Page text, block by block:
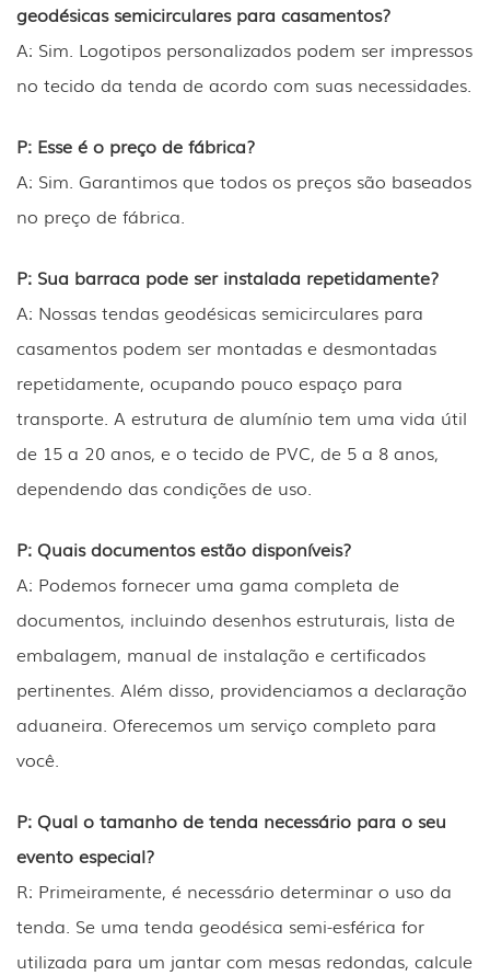
geodésicas semicirculares para casamentos?
A: Sim. Logotipos personalizados podem ser impressos
no tecido da tenda de acordo com suas necessidades.
P: Esse é o preço de fábrica?
A: Sim. Garantimos que todos os preços são baseados
no preço de fábrica.
P: Sua barraca pode ser instalada repetidamente?
A: Nossas tendas geodésicas semicirculares para
casamentos podem ser montadas e desmontadas
repetidamente, ocupando pouco espaço para
transporte. A estrutura de alumínio tem uma vida útil
de 15 a 20 anos, e o tecido de PVC, de 5 a 8 anos,
dependendo das condições de uso.
P: Quais documentos estão disponíveis?
A: Podemos fornecer uma gama completa de
documentos, incluindo desenhos estruturais, lista de
embalagem, manual de instalação e certificados
pertinentes. Além disso, providenciamos a declaração
aduaneira. Oferecemos um serviço completo para
você.
P: Qual o tamanho de tenda necessário para o seu
evento especial?
R: Primeiramente, é necessário determinar o uso da
tenda. Se uma tenda geodésica semi-esférica for
utilizada para um jantar com mesas redondas, calcule